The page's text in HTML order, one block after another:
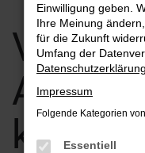
Volvo
Apolda
kaufen |
Einwilligung geben.
Ihre Meinung
für die Zukunft
Umfang der
Datenschutzerklärung
Impressum
Folgende Kategorien
Essentiell